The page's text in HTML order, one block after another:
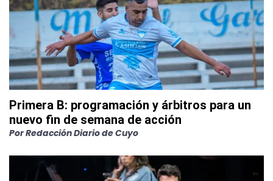
Primera B: programación y árbitros para un
nuevo fin de semana de acción
PorRedacción Diario de Cuyo